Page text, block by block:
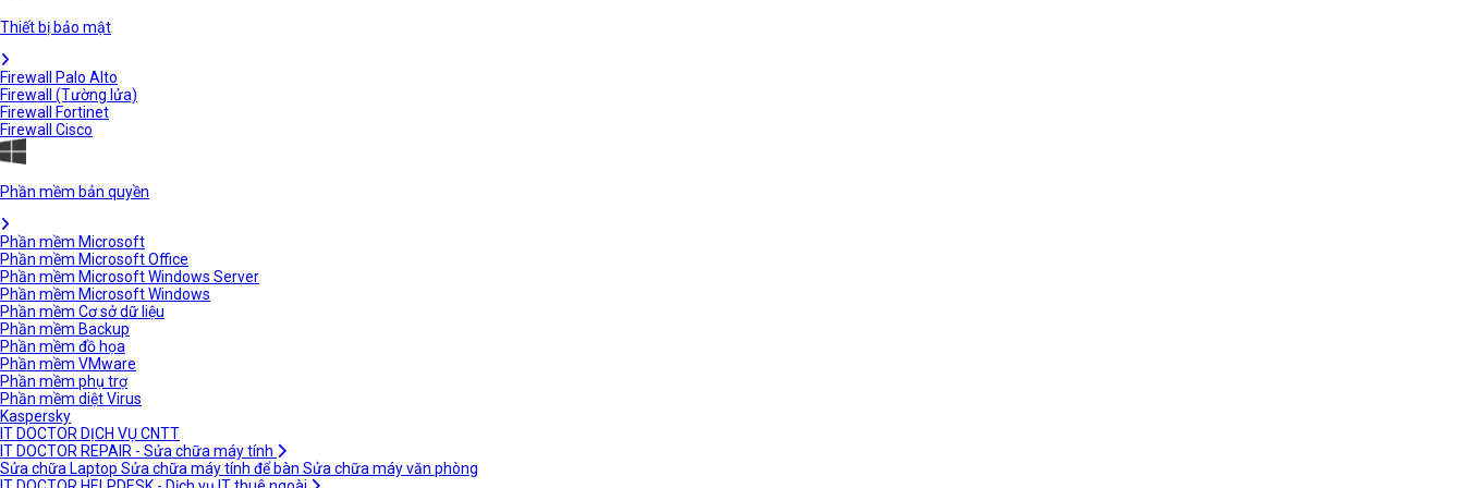
Thiết bị bảo mật
Firewall Palo Alto
Firewall (Tường lửa)
Firewall Fortinet
Firewall Cisco
Phần mềm bản quyền
Phần mềm Microsoft
Phần mềm Microsoft Office
Phần mềm Microsoft Windows Server
Phần mềm Microsoft Windows
Phần mềm Cơ sở dữ liệu
Phần mềm Backup
Phần mềm đồ họa
Phần mềm VMware
Phần mềm phụ trợ
Phần mềm diệt Virus
Kaspersky
IT DOCTOR DỊCH VỤ CNTT
IT DOCTOR REPAIR - Sửa chữa máy tính
Sửa chữa Laptop Sửa chữa máy tính để bàn Sửa chữa máy văn phòng